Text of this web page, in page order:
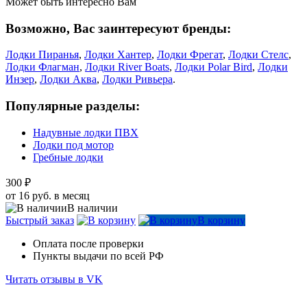
Возможно, Вас заинтересуют бренды:
Лодки Пиранья, Лодки Хантер, Лодки Фрегат, Лодки Стелс,
Лодки Флагман, Лодки River Boats, Лодки Polar Bird, Лодки
Инзер, Лодки Аква, Лодки Ривьера.
Популярные разделы:
Надувные лодки ПВХ
Лодки под мотор
Гребные лодки
300 ₽
от 16 руб. в месяц
В наличии
Быстрый заказ
В корзину
Оплата после проверки
Пункты выдачи по всей РФ
Читать отзывы в VK